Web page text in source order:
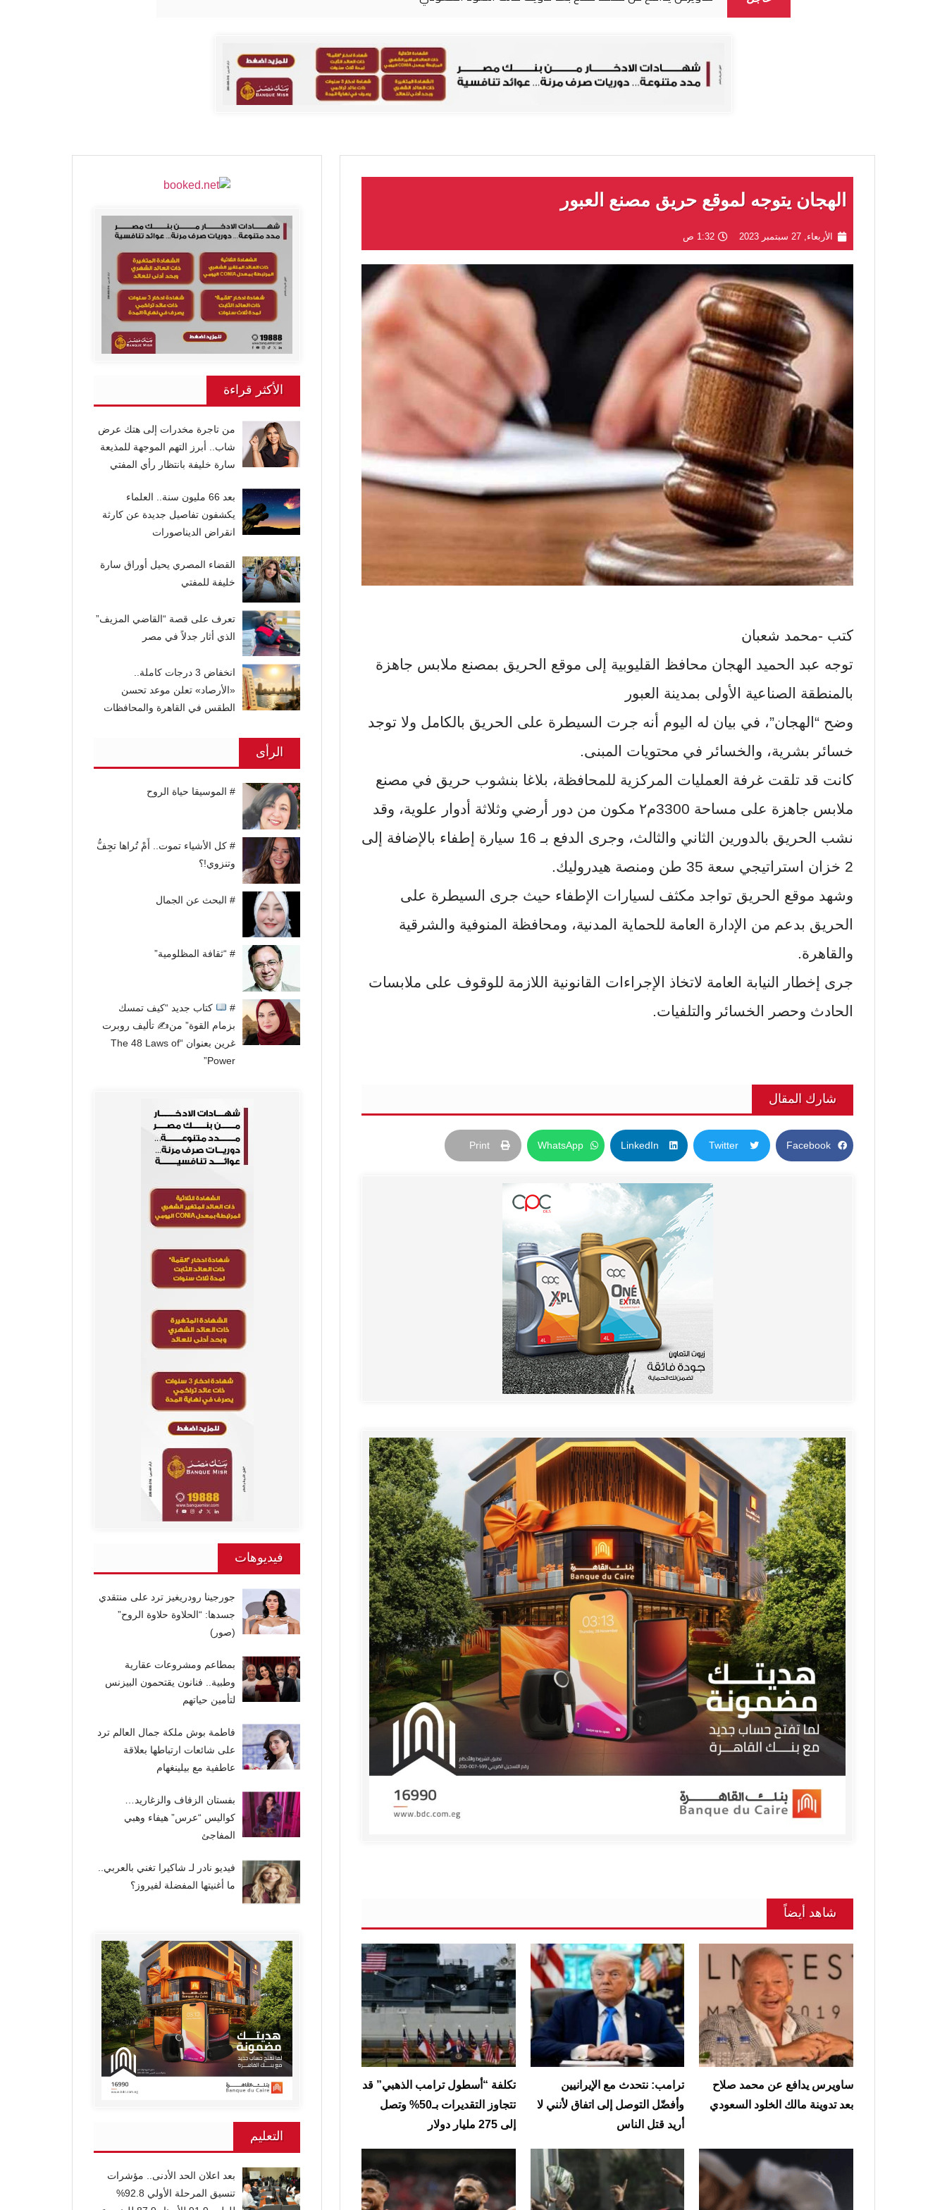
الهجان يتوجه لموقع حريق مصنع العبور
الأربعاء, 27 سبتمبر 2023 1:32 ص
كتب -محمد شعبان
توجه عبد الحميد الهجان محافظ القليوبية إلى موقع الحريق بمصنع ملابس جاهزة
بالمنطقة الصناعية الأولى بمدينة العبور
وضح “الهجان”، في بيان له اليوم أنه جرت السيطرة على الحريق بالكامل ولا توجد
خسائر بشرية، والخسائر في محتويات المبنى.
كانت قد تلقت غرفة العمليات المركزية للمحافظة، بلاغا بنشوب حريق في مصنع
ملابس جاهزة على مساحة 3300م٢ مكون من دور أرضي وثلاثة أدوار علوية، وقد
نشب الحريق بالدورين الثاني والثالث، وجرى الدفع بـ 16 سيارة إطفاء بالإضافة إلى
2 خزان استراتيجي سعة 35 طن ومنصة هيدروليك.
وشهد موقع الحريق تواجد مكثف لسيارات الإطفاء حيث جرى السيطرة على
الحريق بدعم من الإدارة العامة للحماية المدنية، ومحافظة المنوفية والشرقية
والقاهرة.
جرى إخطار النيابة العامة لاتخاذ الإجراءات القانونية اللازمة للوقوف على ملابسات
الحادث وحصر الخسائر والتلفيات.
شارك المقال
Facebook
Twitter
LinkedIn
WhatsApp
Print
شاهد أيضاً
ساويرس يدافع عن محمد صلاح
بعد تدوينة مالك الخلود السعودي
ترامب: نتحدث مع الإيرانيين
وأفضّل التوصل إلى اتفاق لأنني لا
أريد قتل الناس
تكلفة “أسطول ترامب الذهبي” قد
تتجاوز التقديرات بـ50% وتصل
إلى 275 مليار دولار
الأكثر قراءة
من تاجرة مخدرات إلى هتك عرض
شاب.. أبرز التهم الموجهة للمذيعة
سارة خليفة بانتظار رأي المفتي
بعد 66 مليون سنة.. العلماء
يكشفون تفاصيل جديدة عن كارثة
انقراض الديناصورات
القضاء المصري يحيل أوراق سارة
خليفة للمفتي
تعرف على قصة “القاضي المزيف”
الذي أثار جدلاً في مصر
انخفاض 3 درجات كاملة..
«الأرصاد» تعلن موعد تحسن
الطقس في القاهرة والمحافظات
الرأى
# الموسيقا حياة الروح
# كل الأشياء تموت.. أَمْ تُراها تجِفُّ
وتنزوي!؟
# البحث عن الجمال
# “ثقافة المظلومية”
#
كتاب جديد “كيف تمسك
بزمام القوة” من✍ تأليف روبرت
غرين بعنوان “The 48 Laws of
Power”
فيديوهات
جورجينا رودريغيز ترد على منتقدي
جسدها: “الحلاوة حلاوة الروح”
(صور)
بمطاعم ومشروعات عقارية
وطبية.. فنانون يقتحمون البيزنس
لتأمين حياتهم
فاطمة بوش ملكة جمال العالم ترد
على شائعات ارتباطها بعلاقة
عاطفية مع بيلينغهام
بفستان الزفاف والزغاريد…
كواليس “عرس” هيفاء وهبي
المفاجئ
فيديو نادر لـ شاكيرا تغني بالعربي..
ما أغنيتها المفضلة لفيروز؟
التعليم
بعد اعلان الحد الأدنى.. مؤشرات
تنسيق المرحلة الأولي 92.8%